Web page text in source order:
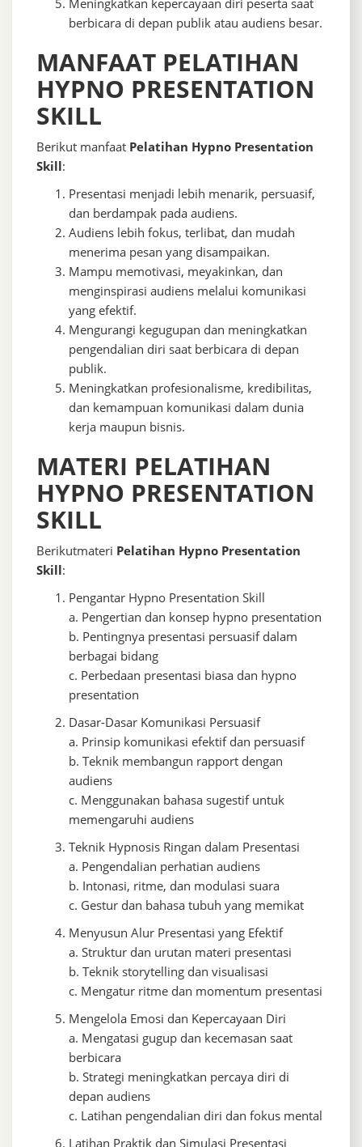
Meningkatkan kepercayaan diri peserta saat
berbicara di depan publik atau audiens besar.
MANFAAT PELATIHAN
HYPNO PRESENTATION
SKILL
Berikut manfaat Pelatihan Hypno Presentation
Skill:
Presentasi menjadi lebih menarik, persuasif,
dan berdampak pada audiens.
Audiens lebih fokus, terlibat, dan mudah
menerima pesan yang disampaikan.
Mampu memotivasi, meyakinkan, dan
menginspirasi audiens melalui komunikasi
yang efektif.
Mengurangi kegugupan dan meningkatkan
pengendalian diri saat berbicara di depan
publik.
Meningkatkan profesionalisme, kredibilitas,
dan kemampuan komunikasi dalam dunia
kerja maupun bisnis.
MATERI PELATIHAN
HYPNO PRESENTATION
SKILL
Berikutmateri Pelatihan Hypno Presentation
Skill:
Pengantar Hypno Presentation Skill
a. Pengertian dan konsep hypno presentation
b. Pentingnya presentasi persuasif dalam
berbagai bidang
c. Perbedaan presentasi biasa dan hypno
presentation
Dasar-Dasar Komunikasi Persuasif
a. Prinsip komunikasi efektif dan persuasif
b. Teknik membangun rapport dengan
audiens
c. Menggunakan bahasa sugestif untuk
memengaruhi audiens
Teknik Hypnosis Ringan dalam Presentasi
a. Pengendalian perhatian audiens
b. Intonasi, ritme, dan modulasi suara
c. Gestur dan bahasa tubuh yang memikat
Menyusun Alur Presentasi yang Efektif
a. Struktur dan urutan materi presentasi
b. Teknik storytelling dan visualisasi
c. Mengatur ritme dan momentum presentasi
Mengelola Emosi dan Kepercayaan Diri
a. Mengatasi gugup dan kecemasan saat
berbicara
b. Strategi meningkatkan percaya diri di
depan audiens
c. Latihan pengendalian diri dan fokus mental
Latihan Praktik dan Simulasi Presentasi